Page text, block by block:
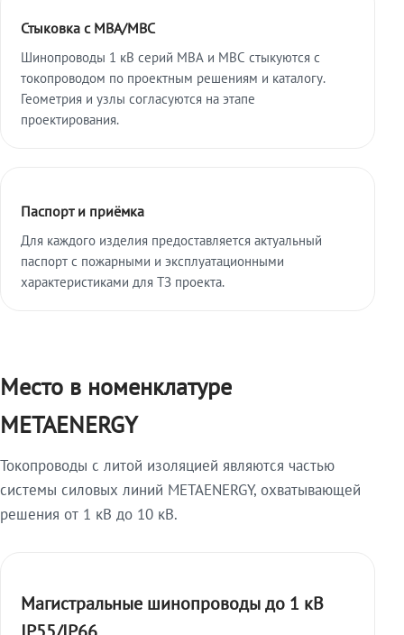
Стыковка с МВА/МВС
Шинопроводы 1 кВ серий МВА и МВС стыкуются с
токопроводом по проектным решениям и каталогу.
Геометрия и узлы согласуются на этапе
проектирования.
Паспорт и приёмка
Для каждого изделия предоставляется актуальный
паспорт с пожарными и эксплуатационными
характеристиками для ТЗ проекта.
Место в номенклатуре
METAENERGY
Токопроводы с литой изоляцией являются частью
системы силовых линий METAENERGY, охватывающей
решения от 1 кВ до 10 кВ.
Магистральные шинопроводы до 1 кВ